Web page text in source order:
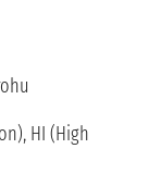
HI (High